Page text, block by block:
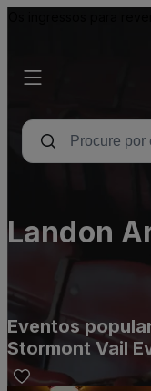
Landon
Vail
Complex
Eventos
Stormont Vail